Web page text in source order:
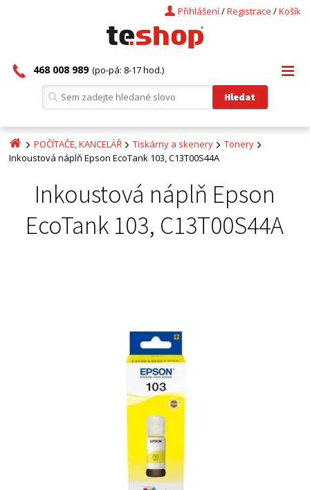
Košík
/
Registrace
/
Přihlášení
468 008 989 (po-pá: 8-17 hod.)
POČÍTAČE, KANCELÁŘ Tiskárny a skenery
Tonery
Inkoustová náplň Epson EcoTank 103, C13T00S44A
Inkoustová náplň Epson
EcoTank 103, C13T00S44A